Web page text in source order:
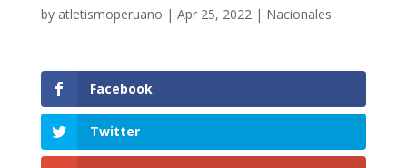
by atletismoperuano | Apr 25, 2022| Nacionales
Facebook
Twitter